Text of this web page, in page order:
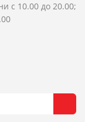
с 10.00 до 20.00;